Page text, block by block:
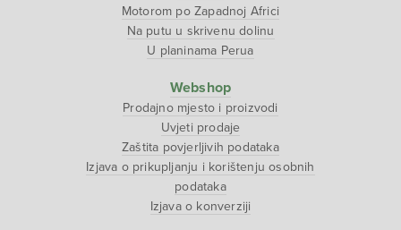
Motorom po Zapadnoj Africi
Na putu u skrivenu dolinu
U planinama Perua
Webshop
Prodajno mjesto i proizvodi
Uvjeti prodaje
Zaštita povjerljivih podataka
Izjava o prikupljanju i korištenju osobnih
podataka
Izjava o konverziji